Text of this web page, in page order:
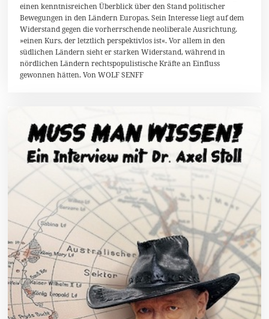
A
p
r
i
l
2
0
1
5
einen kenntnisreichen Überblick über den Stand politischer
Bewegungen in den Ländern Europas. Sein Interesse liegt auf dem
Widerstand gegen die vorherrschende neoliberale Ausrichtung,
»einen Kurs, der letztlich perspektivlos ist«. Vor allem in den
südlichen Ländern sieht er starken Widerstand, während in
nördlichen Ländern rechtspopulistische Kräfte an Einfluss
gewonnen hätten. Von WOLF SENFF